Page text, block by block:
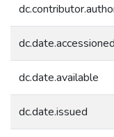
dc.date.accessioned
dc.date.available
dc.date.issued